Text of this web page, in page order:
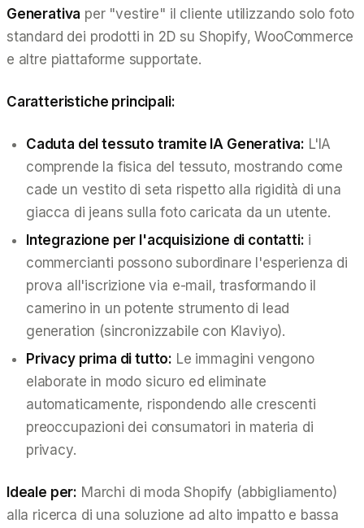
Generativa per "vestire" il cliente utilizzando solo foto
standard dei prodotti in 2D su Shopify, WooCommerce
e altre piattaforme supportate.
Caratteristiche principali:
Caduta del tessuto tramite IA Generativa: L'IA
comprende la fisica del tessuto, mostrando come
cade un vestito di seta rispetto alla rigidità di una
giacca di jeans sulla foto caricata da un utente.
Integrazione per l'acquisizione di contatti: i
commercianti possono subordinare l'esperienza di
prova all'iscrizione via e-mail, trasformando il
camerino in un potente strumento di lead
generation (sincronizzabile con Klaviyo).
Privacy prima di tutto: Le immagini vengono
elaborate in modo sicuro ed eliminate
automaticamente, rispondendo alle crescenti
preoccupazioni dei consumatori in materia di
privacy.
Ideale per: Marchi di moda Shopify (abbigliamento)
alla ricerca di una soluzione ad alto impatto e bassa